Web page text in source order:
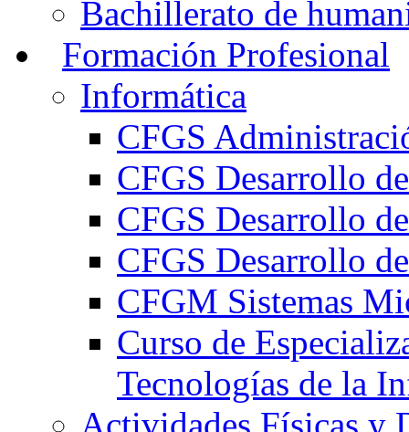
Bachillerato de
Formación Profesional
Informática
CFGS
CFGS Desarrollo
CFGS Desarrollo
CFGS Desarrollo
CFGM Sistemas
Curso de
Tecnologías de la
Actividades Físicas y